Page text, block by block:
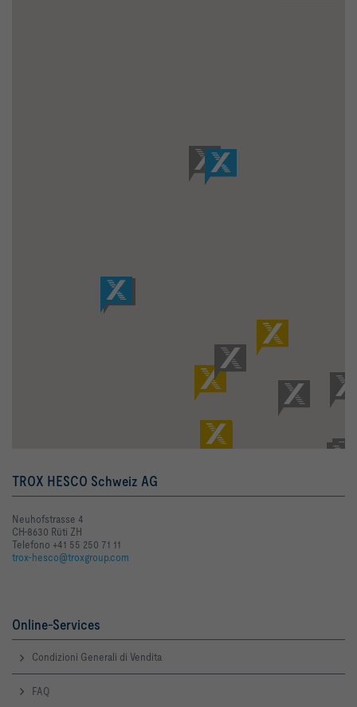
TROX HESCO Schweiz AG
Neuhofstrasse 4
CH-8630 Rüti ZH
Telefono +41 55 250 71 11
trox-hesco@troxgroup.com
Online-Services
Condizioni Generali di Vendita
FAQ